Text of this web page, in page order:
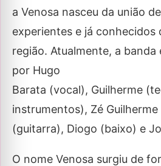
a Venosa nasceu da união
experientes e já conhecidos
região. Atualmente, a banda
por Hugo
Barata (vocal), Guilherme
instrumentos), Zé
(guitarra), Diogo (baixo) e
O nome Venosa surgiu de